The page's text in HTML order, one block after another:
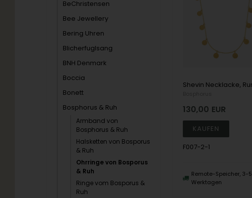
BeChristensen
Bee Jewellery
Bering Uhren
Blicherfuglsang
BNH Denmark
Boccia
Bonett
Bosphorus & Ruh
Armband von
Bosphorus & Ruh
Halsketten von Bosporus
& Ruh
Ohrringe von Bosporus
& Ruh
Ringe vom Bosporus &
Ruh
130,00 EUR
F007-2-1
Remote-Speicher, 3-5
Werktagen